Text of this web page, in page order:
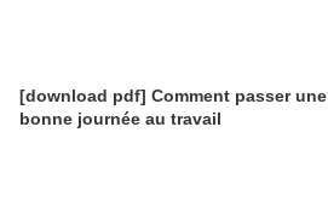
[download pdf] Comment passer une
bonne journée au travail